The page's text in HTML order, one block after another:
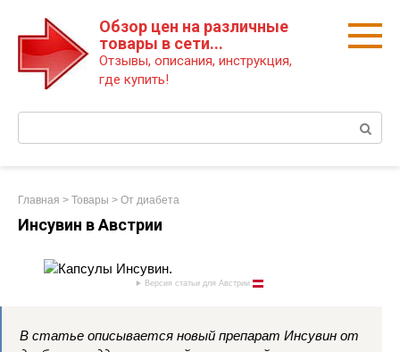
Обзор цен на различные
товары в сети...
Отзывы, описания, инструкция,
где купить!
Главная > Товары > От диабета
Инсувин в Австрии
Версия статьи для Австрии
В статье описывается новый препарат Инсувин от